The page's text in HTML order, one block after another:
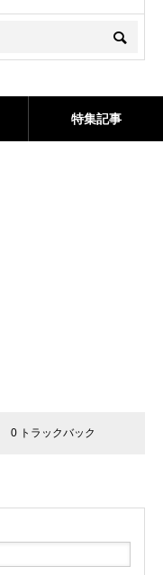
特集記事
0 トラックバック